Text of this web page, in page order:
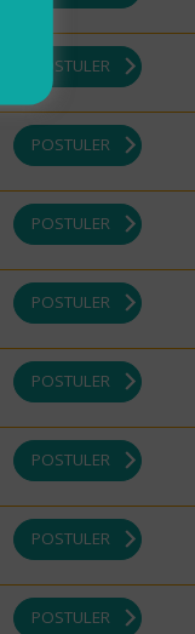
POSTULER
POSTULER
POSTULER
POSTULER
POSTULER
POSTULER
POSTULER
POSTULER